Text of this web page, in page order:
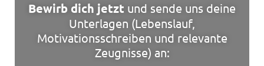
Bewirb dich jetzt und sende uns deine
Unterlagen (Lebenslauf,
Motivationsschreiben und relevante
Zeugnisse) an: